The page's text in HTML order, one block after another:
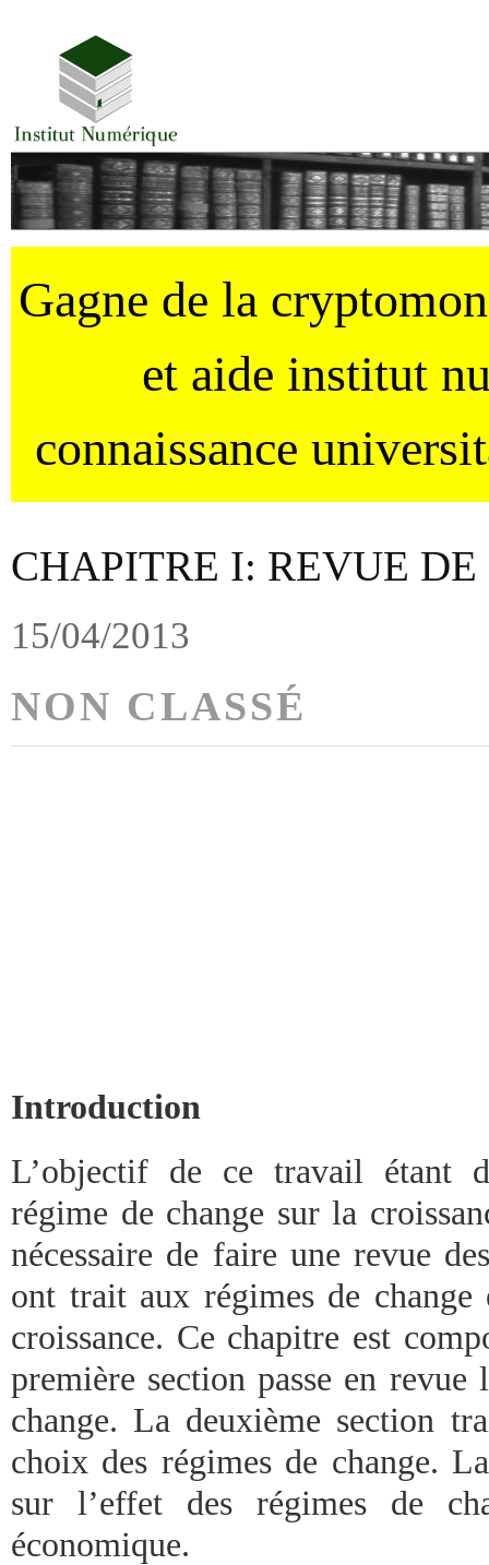
Gagne de la
et aide institut
connaissance
CHAPITRE I: REVUE
15/04/2013
NON CLASSÉ
Introduction
L’objectif de ce travail étant
régime de change sur la
nécessaire de faire une revue
ont trait aux régimes de
croissance. Ce chapitre est
première section passe en
change. La deuxième section
choix des régimes de change.
sur l’effet des régimes de
économique.